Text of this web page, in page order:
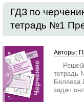
ГДЗ по
тетрадь №1
Авторы:
тетрадь
Беляева
задач